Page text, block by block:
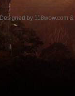
Designed by 118wow.com &